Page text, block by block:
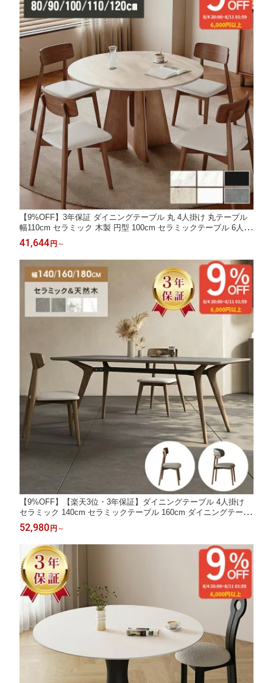
【9%OFF】3年保証 ダイニングテーブル 丸 4人掛け 丸テーブル
幅110cm セラミック 木製 円型 100cm セラミックテーブル 6人掛
け 120cm 大理石風 ベージュ ダイニング 80cm 小型 90cm 無垢材
円形 テーブル おしゃれ 食事テーブル ホワイト 北欧 ブラウン ブ
ラック
41,644 円 ～
【9%OFF】【楽天3位・3年保証】ダイニングテーブル 4人掛け
セラミック 140cm セラミックテーブル 160cm ダイニングテーブ
ルセット 大理石調 6人掛け テーブル おしゃれ ダイニング 単品 5
点セット 大理石風 180cm 長方形 食卓 グレー ホワイト 無垢材脚
北欧 食事
52,980 円 ～